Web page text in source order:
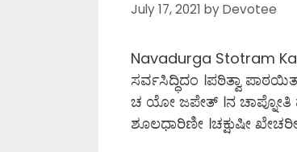
July 17, 2021 byDevotee
Navadurga Stotram
ಸರ್ವಸಿದ್ಧಿದಂ ।ಪಠಿತ್ವಾ
ಚ ಯೋ ಜಪೇತ್ ।ನ ಚಾಪ್ನೋತಿ
ಶೂಲಧಾರಿಣೀ ।ಚಕ್ಷುಷೀ